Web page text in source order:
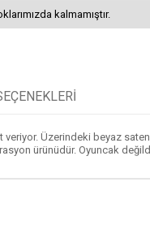
kalmamıştır.
veriyor. Üzerindeki beyaz
ürünüdür. Oyuncak